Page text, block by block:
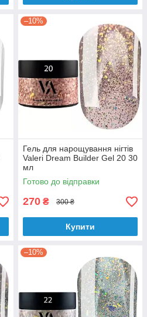
–10%
Гель для нарощування нігтів
Valeri Dream Builder Gel 20 30
мл
Готово до відправки
270 ₴ 300 ₴
Купити
–10%